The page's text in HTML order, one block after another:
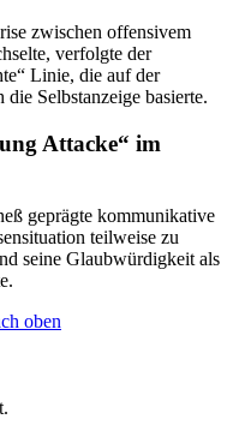
zwischen offensivem
verfolgte der
Linie, die auf der
Selbstanzeige basierte.
Attacke“ im
geprägte kommunikative
teilweise zu
seine Glaubwürdigkeit als
oben